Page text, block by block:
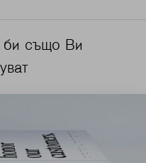
би също Ви